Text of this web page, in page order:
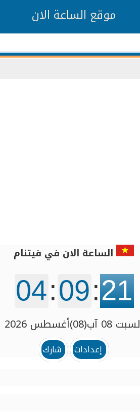
موقع الساعة الان
الساعة الان في فيتنام
04:09:21
08 آب(08)أغسطس 2026
إعدادات
شارك